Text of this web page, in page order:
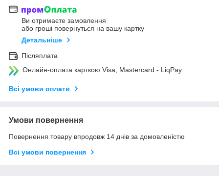
Ви отримаєте замовлення
або гроші повернуться на вашу картку
Детальніше
Післяплата
Онлайн-оплата карткою Visa, Mastercard - LiqPay
Всі умови оплати
Умови повернення
Повернення товару впродовж 14 днів за домовленістю
Всі умови повернення